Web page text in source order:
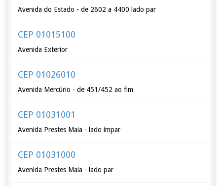
Avenida do Estado - de 2602 a 4400 lado par
CEP 01015100
Avenida Exterior
CEP 01026010
Avenida Mercúrio - de 451/452 ao fim
CEP 01031001
Avenida Prestes Maia - lado ímpar
CEP 01031000
Avenida Prestes Maia - lado par